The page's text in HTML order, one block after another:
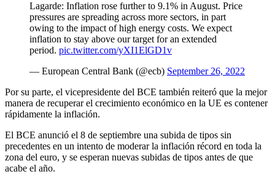
Lagarde: Inflation rose further to 9.1% in August. Price
pressures are spreading across more sectors, in part
owing to the impact of high energy costs. We expect
inflation to stay above our target for an extended
period. pic.twitter.com/yXI1ElGD1v
— European Central Bank (@ecb) September 26, 2022
Por su parte, el vicepresidente del BCE también reiteró que la mejor
manera de recuperar el crecimiento económico en la UE es contener
rápidamente la inflación.
El BCE anunció el 8 de septiembre una subida de tipos sin
precedentes en un intento de moderar la inflación récord en toda la
zona del euro, y se esperan nuevas subidas de tipos antes de que
acabe el año.